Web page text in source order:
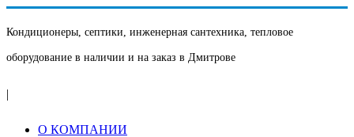
Кондиционеры, септики, инженерная сантехника, тепловое
оборудование в наличии и на заказ в Дмитрове
|
О КОМПАНИИ